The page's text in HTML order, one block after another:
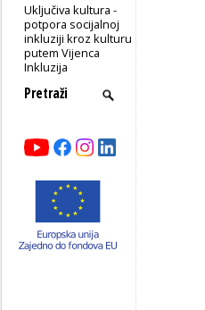
Uključiva kultura -
potpora socijalnoj
inkluziji kroz kulturu
putem Vijenca
Inkluzija